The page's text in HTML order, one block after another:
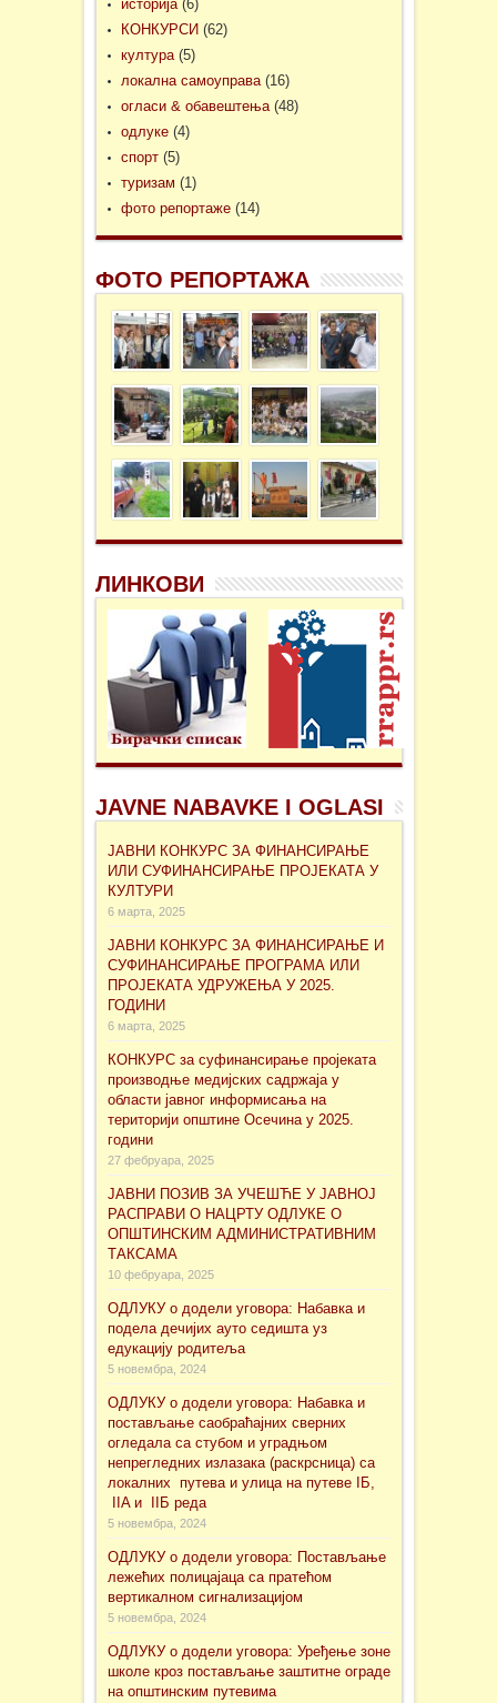
историја(6)
КОНКУРСИ(62)
култура(5)
локална самоуправа(16)
огласи & обавештења(48)
одлуке(4)
спорт(5)
туризам (1)
фото репортаже(14)
ФОТО РЕПОРТАЖА
ЛИНКОВИ
JAVNE NABAVKE I OGLASI
ЈАВНИ КОНКУРС ЗА ФИНАНСИРАЊЕ
ИЛИ СУФИНАНСИРАЊЕ ПРОЈЕКАТА У
КУЛТУРИ
6 марта, 2025
ЈАВНИ КОНКУРС ЗА ФИНАНСИРАЊЕ И
СУФИНАНСИРАЊЕ ПРОГРАМА ИЛИ
ПРОЈЕКАТА УДРУЖЕЊА У 2025.
ГОДИНИ
6 марта, 2025
КОНКУРС за суфинансирање проjеката
производње медијских садржаја у
области јавног информисања на
територији општине Осечина у 2025.
години
27 фебруара, 2025
ЈАВНИ ПОЗИВ ЗА УЧЕШЋЕ У ЈАВНОЈ
РАСПРАВИ О НАЦРТУ ОДЛУКЕ О
ОПШТИНСКИМ АДМИНИСТРАТИВНИМ
ТАКСАМА
10 фебруара, 2025
ОДЛУКУ о додели уговора: Набавка и
подела дечијих ауто седишта уз
едукацију родитеља
5 новембра, 2024
ОДЛУКУ о додели уговора: Набавка и
постављање саобраћајних сверних
огледала са стубом и уградњом
непрегледних излазака (раскрсница) са
локалних путева и улица на путеве IБ,
IIA и IIБ реда
5 новембра, 2024
ОДЛУКУ о додели уговора: Постављање
лежећих полицајаца са пратећом
вертикалном сигнализацијом
5 новембра, 2024
ОДЛУКУ о додели уговора: Уређење зоне
школе кроз постављање заштитне ограде
на општинским путевима